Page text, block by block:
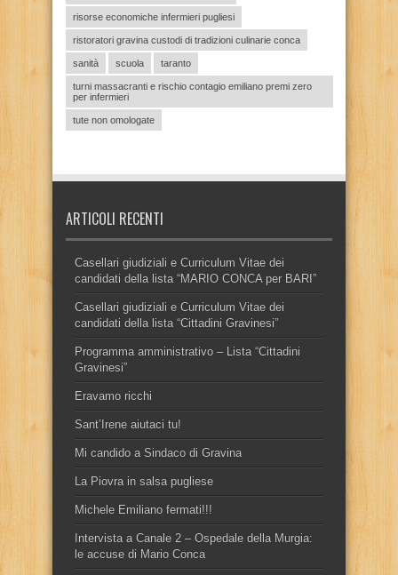
risorse economiche infermieri pugliesi
ristoratori gravina custodi di tradizioni culinarie conca
sanità scuola taranto
turni massacranti e rischio contagio emiliano premi zero
per infermieri
tute non omologate
ARTICOLI RECENTI
Casellari giudiziali e Curriculum Vitae dei
candidati della lista “MARIO CONCA per BARI”
Casellari giudiziali e Curriculum Vitae dei
candidati della lista “Cittadini Gravinesi”
Programma amministrativo – Lista “Cittadini
Gravinesi”
Eravamo ricchi
Sant’Irene aiutaci tu!
Mi candido a Sindaco di Gravina
La Piovra in salsa pugliese
Michele Emiliano fermati!!!
Intervista a Canale 2 – Ospedale della Murgia:
le accuse di Mario Conca